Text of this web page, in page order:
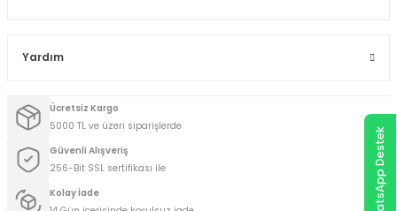
Yardım
Ücretsiz Kargo
5000 TL ve üzeri siparişlerde
Güvenli Alışveriş
256-Bit SSL sertifikası ile
Kolay İade
WhatsApp Destek